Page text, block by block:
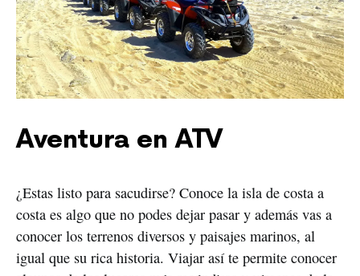
Aventura en ATV
¿Estas listo para sacudirse? Conoce la isla de costa a
costa es algo que no podes dejar pasar y además vas a
conocer los terrenos diversos y paisajes marinos, al
igual que su rica historia. Viajar así te permite conocer